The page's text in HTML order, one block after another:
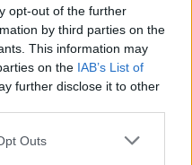
opt-out of the further
by third parties on the
This information may
on the IAB’s List of
further disclose it to other
Outs